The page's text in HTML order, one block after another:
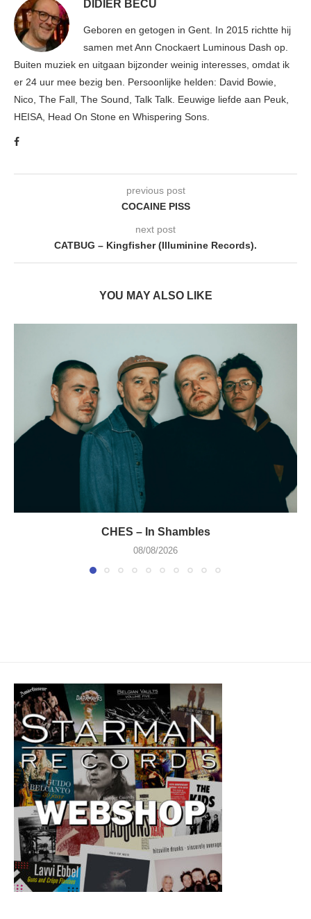
DIDIER BECU
Geboren en getogen in Gent. In 2015 richtte hij
samen met Ann Cnockaert Luminous Dash op.
Buiten muziek en uitgaan bijzonder weinig interesses, omdat ik
er 24 uur mee bezig ben. Persoonlijke helden: David Bowie,
Nico, The Fall, The Sound, Talk Talk. Eeuwige liefde aan Peuk,
HEISA, Head On Stone en Whispering Sons.
previous post
COCAINE PISS
next post
CATBUG – Kingfisher (Illuminine Records).
YOU MAY ALSO LIKE
CHES – In Shambles
08/08/2026